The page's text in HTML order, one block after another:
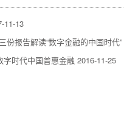
11-13
报告解读“数字金融的中国时代”
字时代中国普惠金融 2016-11-25